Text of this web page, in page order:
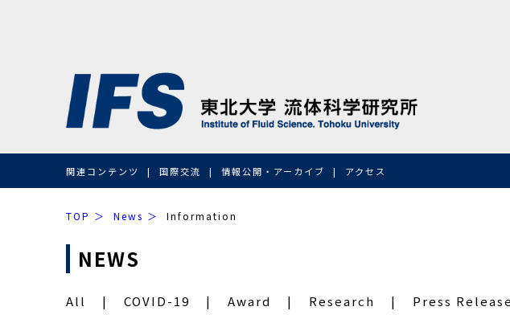
関連コンテンツ 国際交流 情報公開・アーカイブ アクセス
TOP News Information
NEWS
All COVID-19 Award Research Press Release